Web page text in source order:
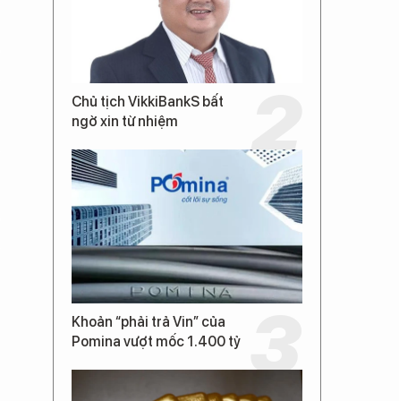
Chủ tịch VikkiBankS bất
ngờ xin từ nhiệm
Khoản “phải trả Vin” của
Pomina vượt mốc 1.400 tỷ